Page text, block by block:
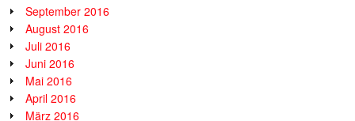
September 2016
August 2016
Juli 2016
Juni 2016
Mai 2016
April 2016
März 2016